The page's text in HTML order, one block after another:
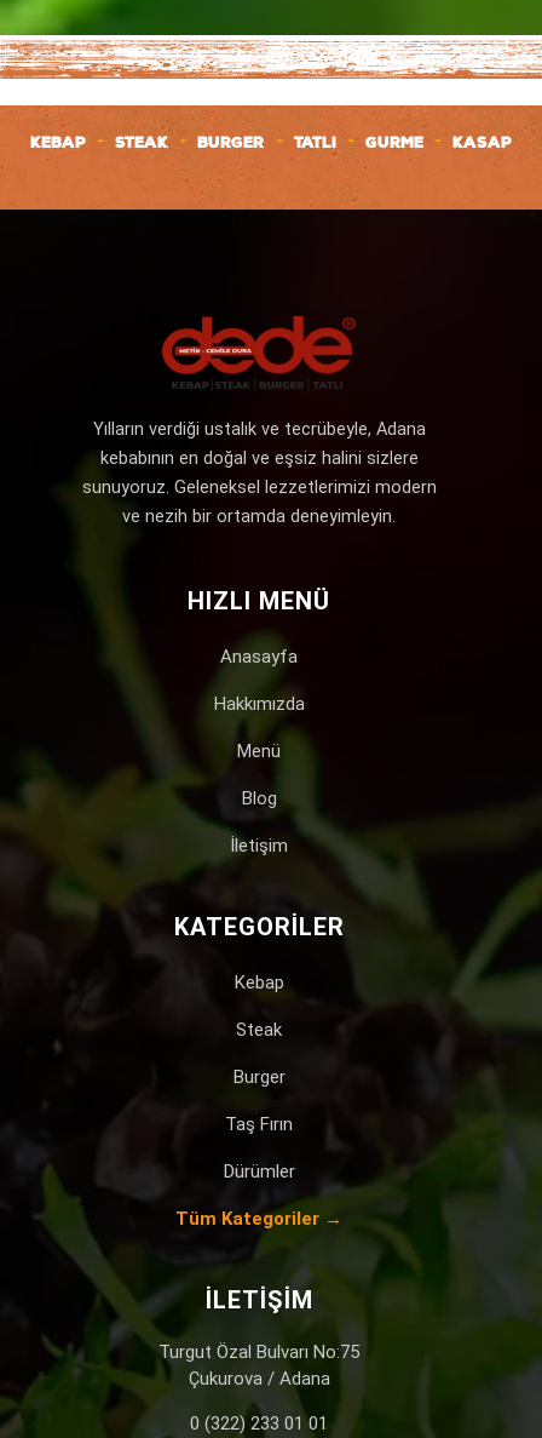
KEBAP + STEAK + BURGER + TATLI + GURME + KASAP
Yılların verdiği ustalık ve tecrübeyle, Adana
kebabının en doğal ve eşsiz halini sizlere
sunuyoruz. Geleneksel lezzetlerimizi modern
ve nezih bir ortamda deneyimleyin.
HIZLI MENÜ
Anasayfa
Hakkımızda
Menü
Blog
İletişim
KATEGORILER
Kebap
Steak
Burger
Taş Fırın
Dürümler
Tüm Kategoriler →
İLETIŞIM
Turgut Özal Bulvarı No:75
Çukurova / Adana
0 (322) 233 01 01